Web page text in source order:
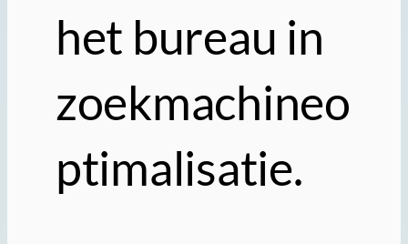
het bureau in
zoekmachineo
ptimalisatie.